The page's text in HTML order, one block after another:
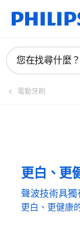
您在找尋什麼？
電動牙刷
更白、更
聲波技術具獨
更白、更健康